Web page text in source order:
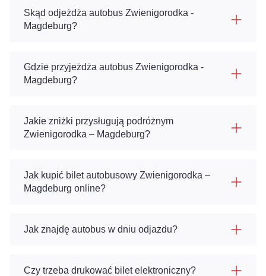
Skąd odjeżdża autobus Zwienigorodka -
Magdeburg?
Gdzie przyjeżdża autobus Zwienigorodka -
Magdeburg?
Jakie zniżki przysługują podróżnym
Zwienigorodka – Magdeburg?
Jak kupić bilet autobusowy Zwienigorodka –
Magdeburg online?
Jak znajdę autobus w dniu odjazdu?
Czy trzeba drukować bilet elektroniczny?